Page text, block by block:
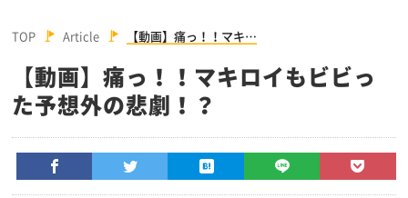
TOP Article 【動画】痛っ！！マキ…
【動画】痛っ！！マキロイもビビっ
た予想外の悲劇！？